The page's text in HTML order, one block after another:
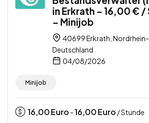
in Erkrath – 16,00 € /
– Minijob
40699 Erkrath,
Deutschland
04/08/2026
Minijob
16,00Euro -16,00Euro / Stunde